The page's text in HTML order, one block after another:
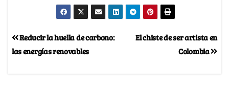
El chiste de ser artista en
Colombia
Reducir la huella de carbono:
las energías renovables